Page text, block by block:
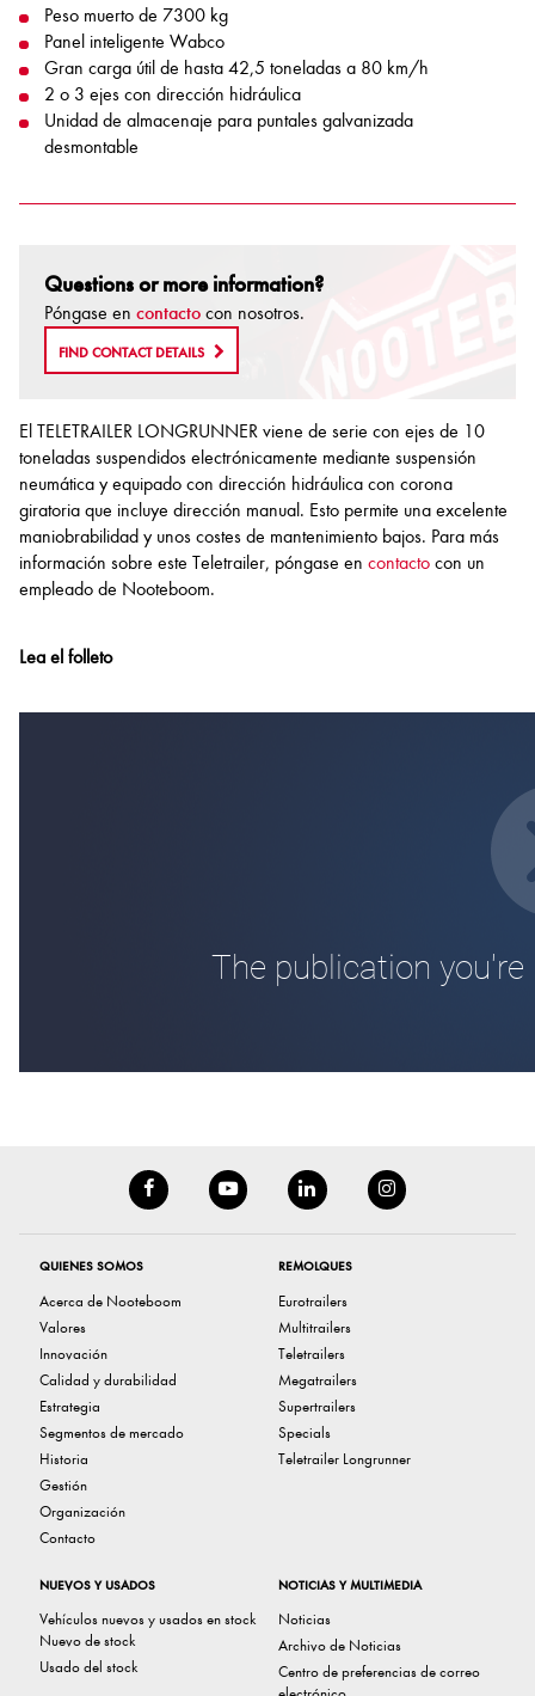
Peso muerto de 7300 kg
Panel inteligente Wabco
Gran carga útil de hasta 42,5 toneladas a 80 km/h
2 o 3 ejes con dirección hidráulica
Unidad de almacenaje para puntales galvanizada
desmontable
Questions or more information?
Póngase en contactocon nosotros.
FIND CONTACT DETAILS
El TELETRAILER LONGRUNNER viene de serie con ejes de 10
toneladas suspendidos electrónicamente mediante suspensión
neumática y equipado con dirección hidráulica con corona
giratoria que incluye dirección manual. Esto permite una excelente
maniobrabilidad y unos costes de mantenimiento bajos. Para más
información sobre este Teletrailer, póngase encontacto con un
empleado de Nooteboom.
Lea el folleto
QUIENES SOMOS
Acerca de Nooteboom
Valores
Innovación
Calidad y durabilidad
Estrategia
Segmentos de mercado
Historia
Gestión
Organización
Contacto
REMOLQUES
Eurotrailers
Multitrailers
Teletrailers
Megatrailers
Supertrailers
Specials
Teletrailer Longrunner
NUEVOS Y USADOS
Vehículos nuevos y usados ​​en stock
Nuevo de stock
Usado del stock
NOTICIAS Y MULTIMEDIA
Noticias
Archivo de Noticias
Centro de preferencias de correo